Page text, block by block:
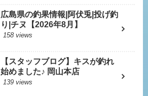
広島県の釣果情報|阿伏兎|投げ釣
り|チヌ【2026年8月】
158 views
【スタッフブログ】キスが釣れ
始めました♪ 岡山本店
139 views